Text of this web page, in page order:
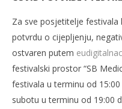
Za sve posjetitelje festivala
potvrdu o cijepljenju,
ostvaren putem
festivalski prostor “SB
festivala u terminu od
subotu u terminu od 19:00